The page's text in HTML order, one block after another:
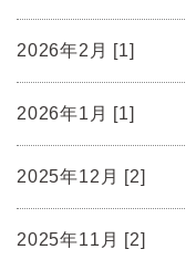
2026年2月 [1]
2026年1月 [1]
2025年12月 [2]
2025年11月 [2]